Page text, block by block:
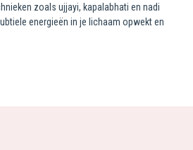
zoals ujjayi, kapalabhati en nadi
energieën in je lichaam opwekt en